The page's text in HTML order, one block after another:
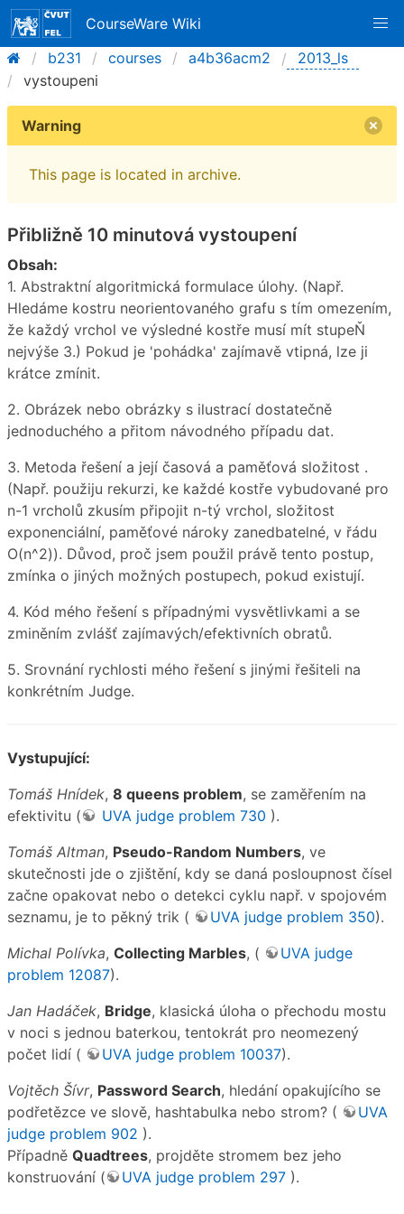
CourseWare Wiki
b231
courses a4b36acm2
2013_ls
vystoupeni
Warning
This page is located in archive.
Přibližně 10 minutová vystoupení
Obsah:
1. Abstraktní algoritmická formulace úlohy. (Např.
Hledáme kostru neorientovaného grafu s tím omezením,
že každý vrchol ve výsledné kostře musí mít stupeŇ
nejvýše 3.) Pokud je 'pohádka' zajímavě vtipná, lze ji
krátce zmínit.
2. Obrázek nebo obrázky s ilustrací dostatečně
jednoduchého a přitom návodného případu dat.
3. Metoda řešení a její časová a paměťová složitost .
(Např. použiju rekurzi, ke každé kostře vybudované pro
n-1 vrcholů zkusím připojit n-tý vrchol, složitost
exponenciální, paměťové nároky zanedbatelné, v řádu
O(n^2)). Důvod, proč jsem použil právě tento postup,
zmínka o jiných možných postupech, pokud existují.
4. Kód mého řešení s případnými vysvětlivkami a se
zminěním zvlášť zajímavých/efektivních obratů.
5. Srovnání rychlosti mého řešení s jinými řešiteli na
konkrétním Judge.
Vystupující:
Tomáš Hnídek, 8 queens problem, se zaměřením na
efektivitu (
UVA judge problem 730 ).
Tomáš Altman, Pseudo-Random Numbers, ve
skutečnosti jde o zjištění, kdy se daná posloupnost čísel
začne opakovat nebo o detekci cyklu např. v spojovém
seznamu, je to pěkný trik (
UVA judge problem 350).
Michal Polívka, Collecting Marbles, (
UVA judge
problem 12087).
Jan Hadáček, Bridge, klasická úloha o přechodu mostu
v noci s jednou baterkou, tentokrát pro neomezený
počet lidí (
UVA judge problem 10037).
Vojtěch Šívr, Password Search, hledání opakujícího se
podřetězce ve slově, hashtabulka nebo strom? (
UVA
judge problem 902 ).
Případně Quadtrees, projděte stromem bez jeho
konstruování (
UVA judge problem 297 ).